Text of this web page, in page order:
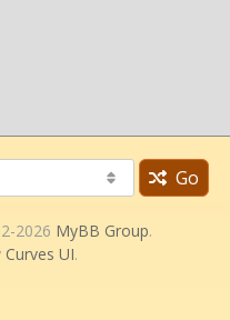
Go
2026 MyBB Group.
Curves UI.